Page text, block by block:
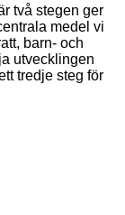
två stegen ger
medel vi
barn- och
utvecklingen
tredje steg för